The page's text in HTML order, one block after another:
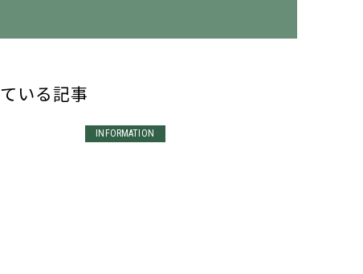
いる記事
INFORMATION